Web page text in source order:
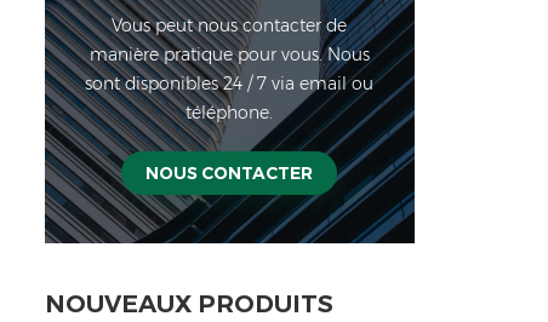
Vous peut nous contacter de
manière pratique pour vous. Nous
sont disponibles 24 / 7 via email ou
téléphone.
NOUS CONTACTER
NOUVEAUX PRODUITS